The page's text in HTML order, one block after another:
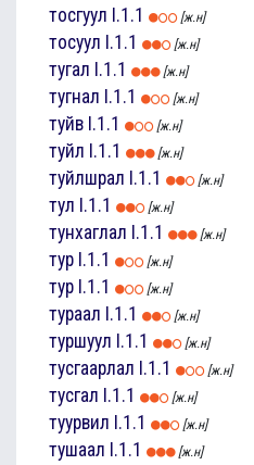
тосгуул I.1.1 [ж.н]
тосуул I.1.1 [ж.н]
тугал I.1.1 [ж.н]
тугнал I.1.1 [ж.н]
туйв I.1.1 [ж.н]
туйл I.1.1 [ж.н]
туйлшрал I.1.1 [ж.н]
тул I.1.1 [ж.н]
тунхаглал I.1.1 [ж.н]
тур I.1.1 [ж.н]
тур I.1.1 [ж.н]
тураал I.1.1 [ж.н]
туршуул I.1.1 [ж.н]
тусгаарлал I.1.1 [ж.н]
тусгал I.1.1 [ж.н]
туурвил I.1.1 [ж.н]
тушаал I.1.1 [ж.н]